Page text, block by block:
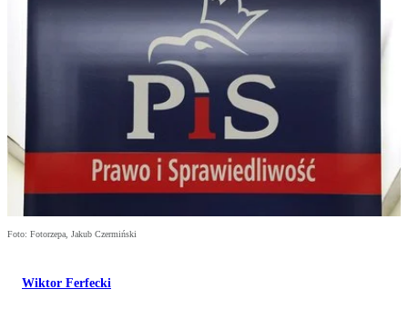
Foto: Fotorzepa, Jakub Czermiński
Wiktor Ferfecki